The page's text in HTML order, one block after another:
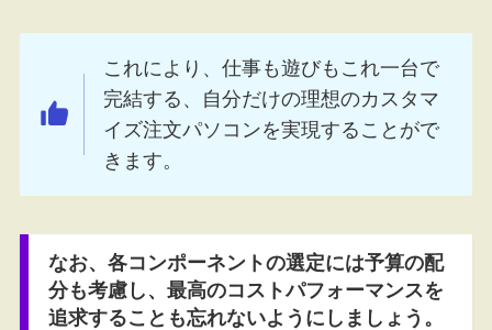
これにより、仕事も遊びもこれ一台で
完結する、自分だけの理想のカスタマ
イズ注文パソコンを実現することがで
きます。
なお、各コンポーネントの選定には予算の配
分も考慮し、最高のコストパフォーマンスを
追求することも忘れないようにしましょう。